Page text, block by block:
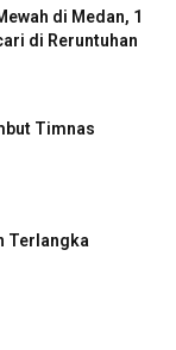
di Medan, 1
di Reruntuhan
Timnas
Terlangka